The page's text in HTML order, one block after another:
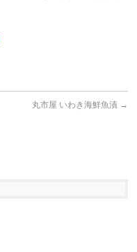
丸市屋 いわき海鮮魚漬 →